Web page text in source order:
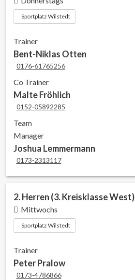
Sportplatz Wilstedt
Trainer
Bent-Niklas Otten
0176-61765256
Co Trainer
Malte Fröhlich
0152-05892285
Team
Manager
Joshua Lemmermann
0173-2313117
2. Herren (3. Kreisklasse West)
Mittwochs
Sportplatz Wilstedt
Trainer
Peter Pralow
0173-4786866